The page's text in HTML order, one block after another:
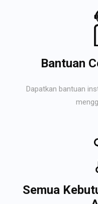
Bantuan
Dapatkan bantuan
Semua